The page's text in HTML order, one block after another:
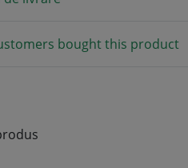
bought this product